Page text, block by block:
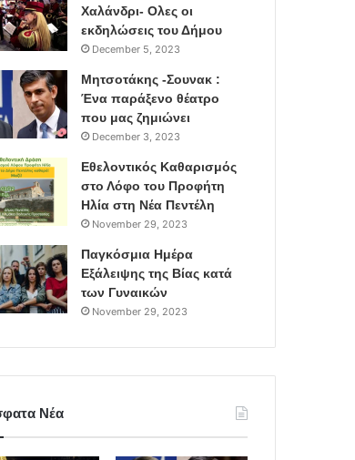
Χαλάνδρι- Ολες οι
εκδηλώσεις του Δήμου
December 5, 2023
Μητσοτάκης -Σουνακ :
Ένα παράξενο θέατρο
που μας ζημιώνει
December 3, 2023
Εθελοντικός Καθαρισμός
στο Λόφο του Προφήτη
Ηλία στη Νέα Πεντέλη
November 29, 2023
Παγκόσμια Ημέρα
Εξάλειψης της Βίας κατά
των Γυναικών
November 29, 2023
Νέα